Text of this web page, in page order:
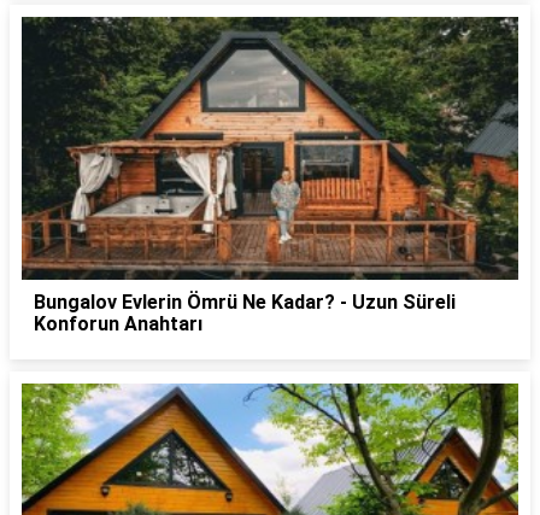
Bungalov Evlerin Ömrü Ne Kadar? - Uzun Süreli
Konforun Anahtarı